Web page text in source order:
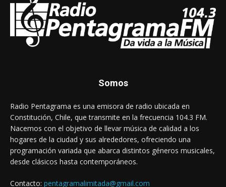
Somos
Radio Pentagrama es una emisora de radio ubicada en
Constitución, Chile, que transmite en la frecuencia 104.3 FM.
Nacemos con el objetivo de llevar música de calidad a los
hogares de la ciudad y sus alrededores, ofreciendo una
programación variada que abarca distintos géneros musicales,
desde clásicos hasta contemporáneos.
Contacto: pentagramalimitada@gmail.com